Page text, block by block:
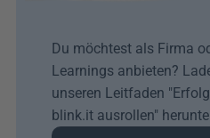
Du möchtest als Firma
Learnings anbieten?
unseren Leitfaden
blink.it ausrollen"